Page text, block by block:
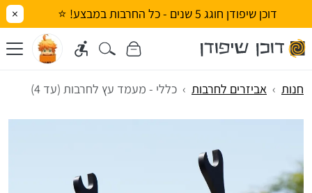
דוכן שיפודן חוגג 5 שנים - כל החרבות במבצע! ⭐ ×
חנות אביזרים לחרבות כללי - מעמד עץ לחרבות (עד 4)